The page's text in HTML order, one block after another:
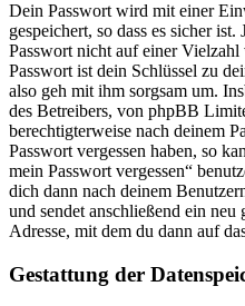
Dein Passwort wird mit einer
gespeichert, so dass es sicher
Passwort nicht auf einer
Passwort ist dein Schlüssel zu
also geh mit ihm sorgsam um.
des Betreibers, von phpBB
berechtigterweise nach deinem
Passwort vergessen haben, so
mein Passwort vergessen“
dich dann nach deinem
und sendet anschließend ein neu
Adresse, mit dem du dann auf
Gestattung der